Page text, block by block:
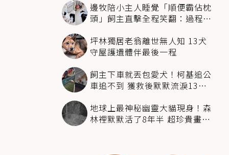
邊牧陪小主人睡覺「順便霸佔枕
頭」飼主直擊全程笑翻：過程絲
坪林獨居老翁離世無人知 13犬
守屋護遺體伴最後一程
飼主下車就丟包愛犬！柯基追公
車追不到 獲救後默默流淚13萬
地球上最神秘幽靈大貓現身！森
林裡默默活了8年半 超珍貴畫面